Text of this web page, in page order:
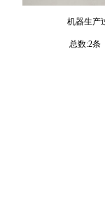
机器生产
总数:2条